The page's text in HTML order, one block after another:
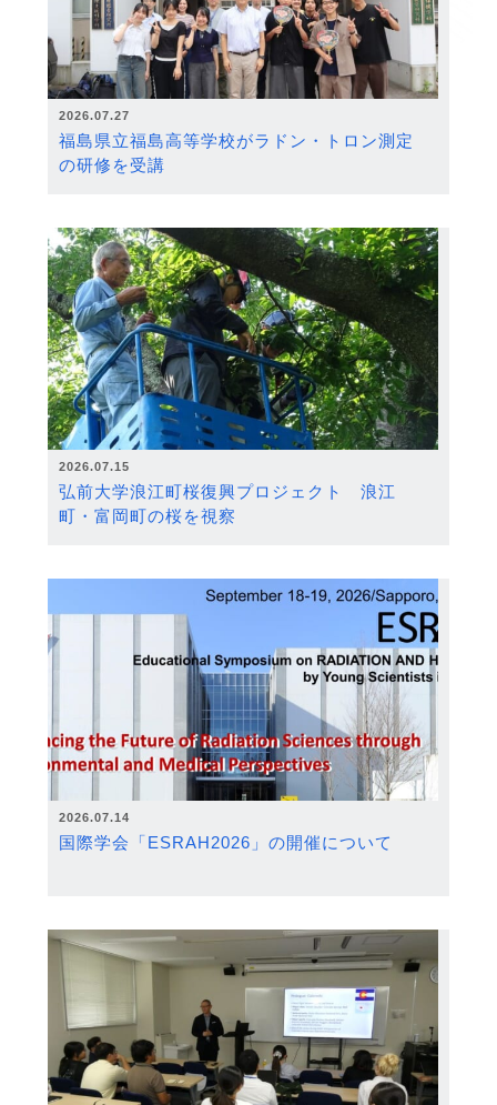
2026.07.27
福島県立福島高等学校がラドン・トロン測定
の研修を受講
2026.07.15
弘前大学浪江町桜復興プロジェクト 浪江
町・富岡町の桜を視察
2026.07.14
国際学会「ESRAH2026」の開催について